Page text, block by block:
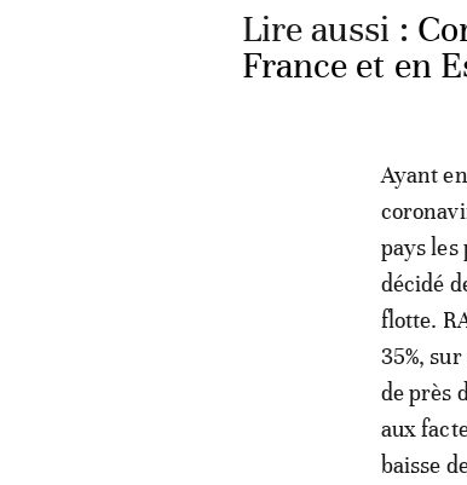
Lire aussi :
France et en
Ayant
pays
décidé
flotte.
35%,
de près
aux
baisse